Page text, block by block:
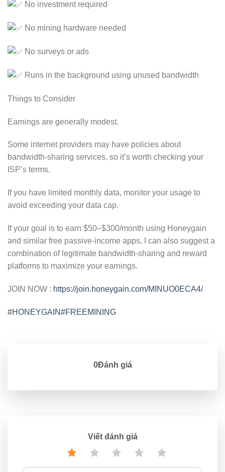
No investment required
No mining hardware needed
No surveys or ads
Runs in the background using unused bandwidth
Things to Consider
Earnings are generally modest.
Some internet providers may have policies about
bandwidth-sharing services, so it’s worth checking your
ISP’s terms.
If you have limited monthly data, monitor your usage to
avoid exceeding your data cap.
If your goal is to earn $50–$300/month using Honeygain
and similar free passive-income apps, I can also suggest a
combination of legitimate bandwidth-sharing and reward
platforms to maximize your earnings.
JOIN NOW : https://join.honeygain.com/MINUO0ECA4/
#HONEYGAIN#FREEMINING
0Đánh giá
Viết đánh giá